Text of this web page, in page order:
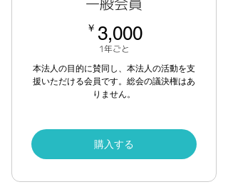
￥ 3,0003,000￥
1年ごと
本法人の目的に賛同し、本法人の活動を支
援いただける会員です。総会の議決権はあ
りません。
購入する